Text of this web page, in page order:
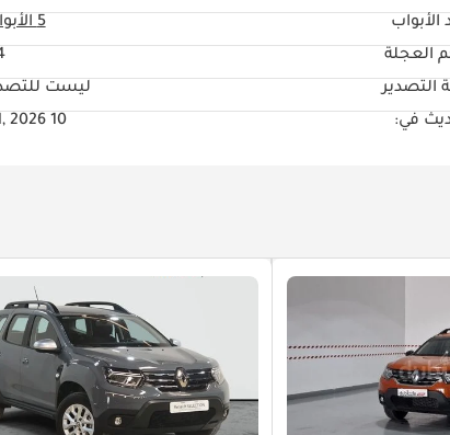
الأبواب
5 الأبواب
العجلة
التصدير
ليست
في: 10 Jul, 2026